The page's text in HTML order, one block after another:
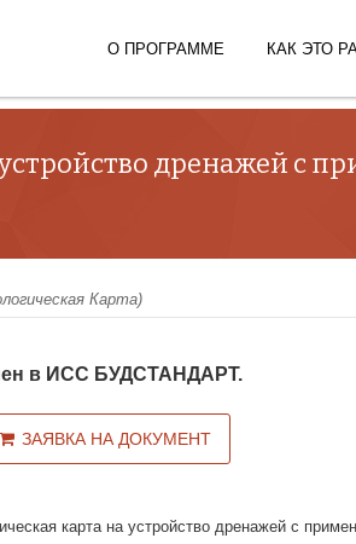
О ПРОГРАММЕ КАК ЭТО
устройство дренажей с
Карта)
в ИСС БУДСТАНДАРТ.
ЗАЯВКА НА ДОКУМЕНТ
карта на устройство дренажей с